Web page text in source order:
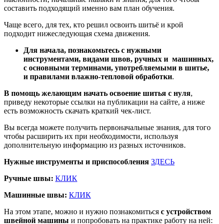
составить подходящий именно вам план обучения.
Чаще всего, для тех, кто решил освоить шитьё и крой
подходит нижеследующая схема движения.
Для начала, познакомьтесь с нужными
инструментами, видами швов, ручных и машинных,
с основными терминами, употребляемыми в шитье,
и правилами влажно-тепловой обработки.
В помощь желающим начать освоение шитья с нуля,
приведу некоторые ссылки на публикации на сайте, а ниже
есть возможность скачать краткий чек-лист.
Вы всегда можете получить первоначальные знания, для того
чтобы расширить их при необходимости, используя
дополнительную информацию из разных источников.
Нужные инструменты и приспособления ЗДЕСЬ
Ручные швы: КЛИК
Машинные швы: КЛИК
На этом этапе, можно и нужно познакомиться с устройством
швейной машины и попробовать на практике работу на ней: